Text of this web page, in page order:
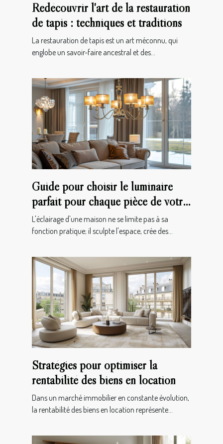
Redécouvrir l'art de la restauration
de tapis : techniques et traditions
La restauration de tapis est un art méconnu, qui
englobe un savoir-faire ancestral et des...
Guide pour choisir le luminaire
parfait pour chaque pièce de votre
maison
L'éclairage d'une maison ne se limite pas à sa
fonction pratique; il sculpte l'espace, crée des...
Stratégies pour optimiser la
rentabilité des biens en location
Dans un marché immobilier en constante évolution,
la rentabilité des biens en location représente...